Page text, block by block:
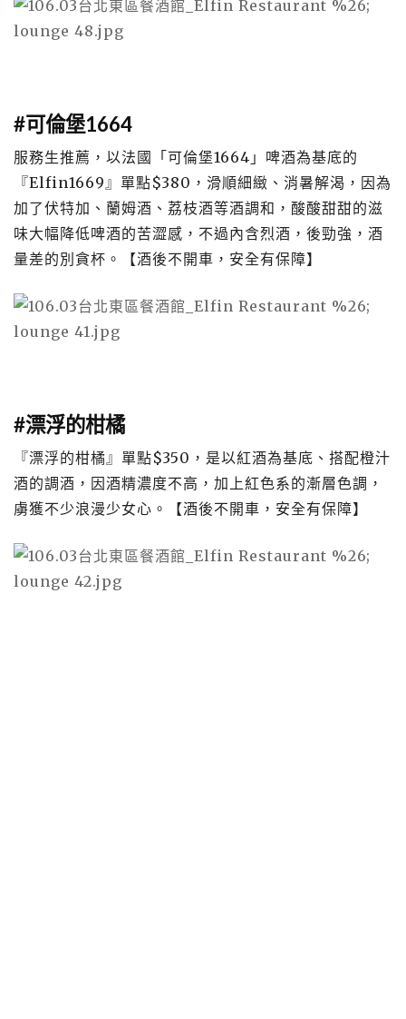
#可倫堡1664
服務生推薦，以法國「可倫堡1664」啤酒為基底的
『Elfin1669』單點$380，滑順細緻、消暑解渴，因為
加了伏特加、蘭姆酒、荔枝酒等酒調和，酸酸甜甜的滋
味大幅降低啤酒的苦澀感，不過內含烈酒，後勁強，酒
量差的別貪杯。【酒後不開車，安全有保障】
#漂浮的柑橘
『漂浮的柑橘』單點$350，是以紅酒為基底、搭配橙汁
酒的調酒，因酒精濃度不高，加上紅色系的漸層色調，
虜獲不少浪漫少女心。【酒後不開車，安全有保障】